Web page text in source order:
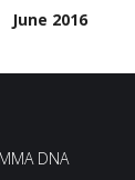
June 2016